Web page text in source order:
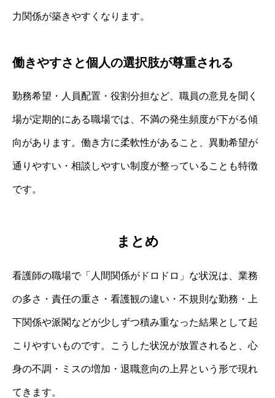
力関係が築きやすくなります。
働きやすさと個人の選択肢が尊重される
勤務希望・人員配置・役割分担など、職員の意見を聞く
場が定期的にある職場では、不満の発生頻度が下がる傾
向があります。働き方に柔軟性があること、異動希望が
通りやすい・相談しやすい制度が整っていることも特徴
です。
まとめ
看護師の職場で「人間関係がドロドロ」な状況は、業務
の多さ・責任の重さ・看護観の違い・不規則な勤務・上
下関係や派閣などが少しずつ積み重なった結果として起
こりやすいものです。こうした状況が放置されると、心
身の不調・ミスの増加・退職意向の上昇という形で現れ
てきます。